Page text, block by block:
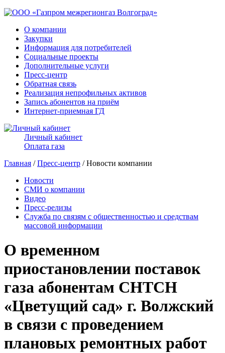
О компании
Закупки
Информация для потребителей
Социальные проекты
Дополнительные услуги
Пресс-центр
Обратная связь
Реализация непрофильных активов
Запись абонентов на приём
Интернет-приемная ГД
Личный кабинет
Оплата газа
Главная /Пресс-центр / Новости компании
Новости
СМИ о компании
Видео
Пресс-релизы
Служба по связям с общественностью и средствам
массовой информации
О временном
приостановлении поставок
газа абонентам СНТСН
«Цветущий сад» г. Волжский
в связи с проведением
плановых ремонтных работ